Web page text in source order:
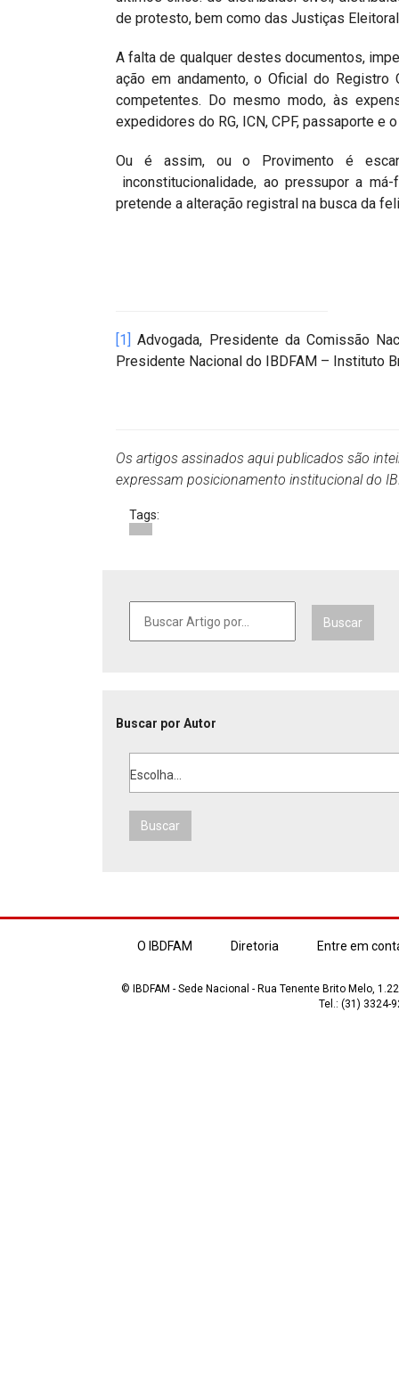
de protesto, bem como das Justiças
A falta de qualquer destes documentos,
ação em andamento, o Oficial do
competentes. Do mesmo modo, às
expedidores do RG, ICN, CPF, passaporte e
Ou é assim, ou o Provimento é
inconstitucionalidade, ao pressupor a
pretende a alteração registral na busca da
[1] Advogada, Presidente da Comissão
Presidente Nacional do IBDFAM – Instituto
Os artigos assinados aqui publicados são
expressam posicionamento institucional do
Tags:
Buscar
Buscar por Autor
Escolha...
Buscar
O IBDFAM Diretoria Entre em
© IBDFAM - Sede Nacional - Rua Tenente Brito Melo,
Tel.: (31) 3324-